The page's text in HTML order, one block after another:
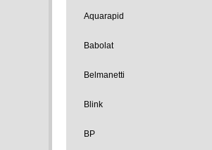
Aquarapid
Babolat
Belmanetti
Blink
BP